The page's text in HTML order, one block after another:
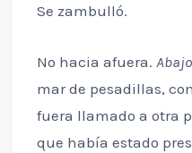
Se zambulló.
No hacia afuera. Abajo
mar de pesadillas,
fuera llamado a otra
que había estado